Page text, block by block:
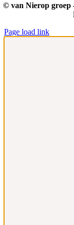
© van Nierop groep
Page load link
Ga